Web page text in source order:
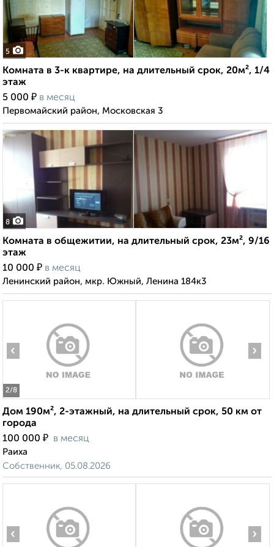
5
Комната в 3-к квартире, на длительный срок, 20м², 1/4
этаж
5 000 ₽ в месяц
Первомайский район, Московская 3
8
Комната в общежитии, на длительный срок, 23м², 9/16
этаж
10 000 ₽ в месяц
Ленинский район, мкр. Южный, Ленина 184к3
2/8
‹ ›
Дом 190м², 2-этажный, на длительный срок, 50 км от
города
100 000 ₽ в месяц
Раиха
Собственник, 05.08.2026
‹ ›